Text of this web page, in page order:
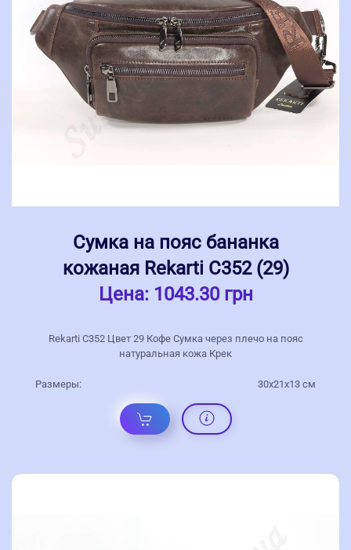
Сумка на пояс бананка
кожаная Rekarti С352 (29)
Цена: 1043.30 грн
Rekarti С352 Цвет 29 Кофе Сумка через плечо на пояс
натуральная кожа Крек
Размеры: 30х21х13 см